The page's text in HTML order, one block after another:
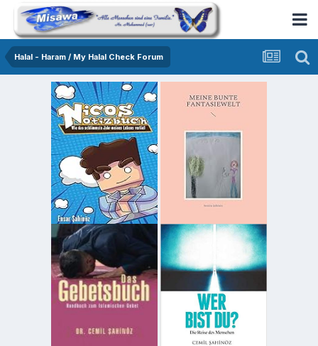
Halal - Haram / My Halal Check Forum